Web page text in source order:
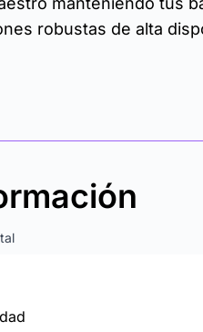
robustas de alta